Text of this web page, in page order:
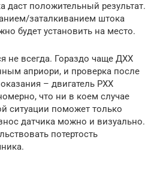
даст положительный результат.
заталкиванием штока
будет установить на место.
не всегда. Гораздо чаще ДХХ
априори, и проверка после
– двигатель РХХ
что ни в коем случае
ситуации поможет только
датчика можно и визуально.
потертость